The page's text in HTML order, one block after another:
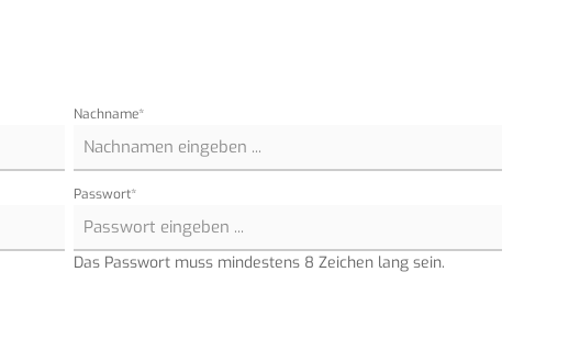
Nachname*
Passwort*
Das Passwort muss mindestens 8 Zeichen lang sein.